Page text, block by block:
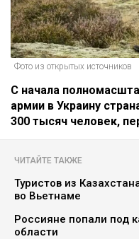
Фото из открытых источников
С начала
армии в Украину
300 тысяч человек,
ЧИТАЙТЕ ТАКЖЕ
Туристов из
во Вьетнаме
Россияне попали под
области